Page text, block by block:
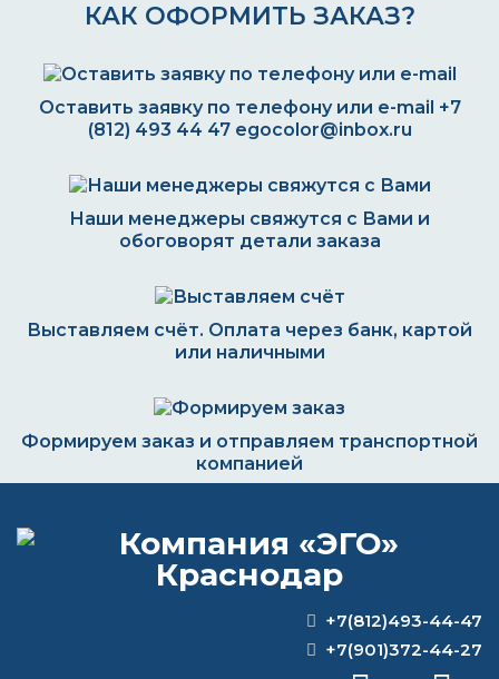
КАК ОФОРМИТЬ ЗАКАЗ?
Оставить заявку по телефону или e-mail +7
(812) 493 44 47 egocolor@inbox.ru
Наши менеджеры свяжутся с Вами и
обоговорят детали заказа
Выставляем счёт. Оплата через банк, картой
или наличными
Формируем заказ и отправляем транспортной
компанией
ВОПРОС-ОТВЕТ
Что входит в состав эпоксидного
+7(812)493-44-47
+7(901)372-44-27